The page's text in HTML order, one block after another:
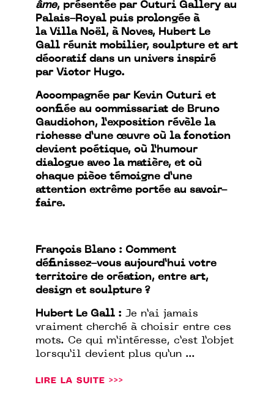
âme, présentée par Cuturi Gallery au
Palais-Royal puis prolongée à
la Villa Noël, à Noves, Hubert Le
Gall réunit mobilier, sculpture et art
décoratif dans un univers inspiré
par Victor Hugo.
Accompagnée par Kevin Cuturi et
confiée au commissariat de Bruno
Gaudichon, l’exposition révèle la
richesse d’une œuvre où la fonction
devient poétique, où l’humour
dialogue avec la matière, et où
chaque pièce témoigne d’une
attention extrême portée au savoir-
faire.
François Blanc : Comment
définissez-vous aujourd’hui votre
territoire de création, entre art,
design et sculpture ?
Hubert Le Gall : Je n’ai jamais
vraiment cherché à choisir entre ces
mots. Ce qui m’intéresse, c’est l’objet
lorsqu’il devient plus qu’un ...
LIRE LA SUITE >>>